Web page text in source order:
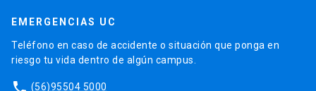
EMERGENCIAS UC
Teléfono en caso de accidente o situación que ponga en
riesgo tu vida dentro de algún campus.
(56)95504 5000